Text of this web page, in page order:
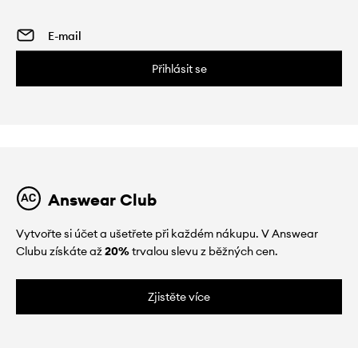
Přihlásit se
Answear Club
Vytvořte si účet a ušetřete při každém nákupu. V Answear
Clubu získáte až20%trvalou slevu z běžných cen.
Zjistěte více